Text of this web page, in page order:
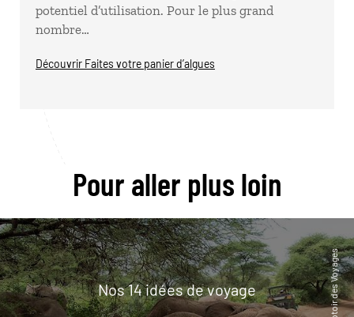
potentiel d’utilisation. Pour le plus grand
nombre…
Découvrir Faites votre panier d’algues
Pour aller plus loin
Nos 14 idées de voyage